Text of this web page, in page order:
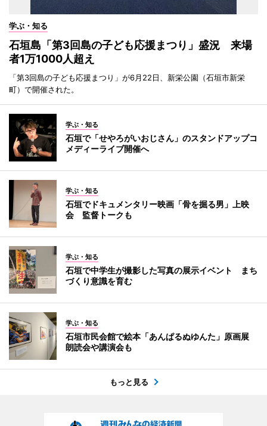
学ぶ・知る
石垣島「第3回島の子ども応援まつり」盛況 来場
者1万1000人超え
「第3回島の子ども応援まつり」が6月22日、新栄公園（石垣市新栄
町）で開催された。
学ぶ・知る
石垣で「せやろがいおじさん」のスタンドアップコ
メディーライブ開催へ
学ぶ・知る
石垣でドキュメンタリー映画「骨を掘る男」上映
会 監督トークも
学ぶ・知る
石垣で中学生が撮影した写真の展示イベント まち
づくり意識を育む
学ぶ・知る
石垣市民会館で絵本「あんぱるぬゆんた」原画展
朗読会や講演会も
もっと見る